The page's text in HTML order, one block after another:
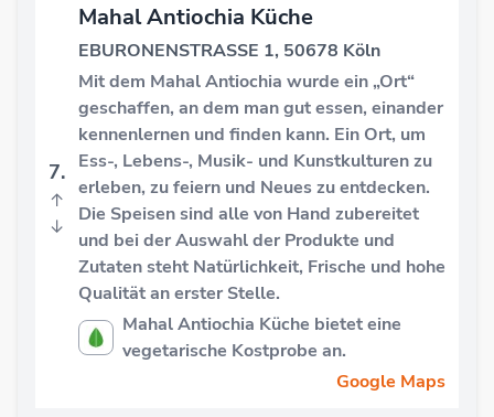
7.
↑
↓
Mahal Antiochia Küche
EBURONENSTRASSE 1, 50678 Köln
Mit dem Mahal Antiochia wurde ein „Ort“
geschaffen, an dem man gut essen, einander
kennenlernen und finden kann. Ein Ort, um
Ess-, Lebens-, Musik- und Kunstkulturen zu
erleben, zu feiern und Neues zu entdecken.
Die Speisen sind alle von Hand zubereitet
und bei der Auswahl der Produkte und
Zutaten steht Natürlichkeit, Frische und hohe
Qualität an erster Stelle.
Mahal Antiochia Küche bietet eine
vegetarische Kostprobe an.
Google Maps